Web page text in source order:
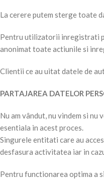
La cerere putem sterge toate
Pentru utilizatorii inregistrati
anonimat toate actiunile si
Clientii ce au uitat datele de
PARTAJAREA DATELOR
Nu am vândut, nu vindem si
esentiala in acest proces.
Singurele entitati care au
desfasura activitatea iar in
Pentru functionarea optima a